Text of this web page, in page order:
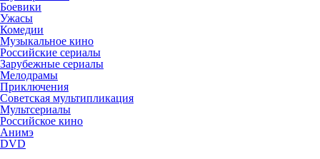
Боевики
Ужасы
Комедии
Музыкальное кино
Российские сериалы
Зарубежные сериалы
Мелодрамы
Приключения
Советская мультипликация
Мультсериалы
Российское кино
Анимэ
DVD